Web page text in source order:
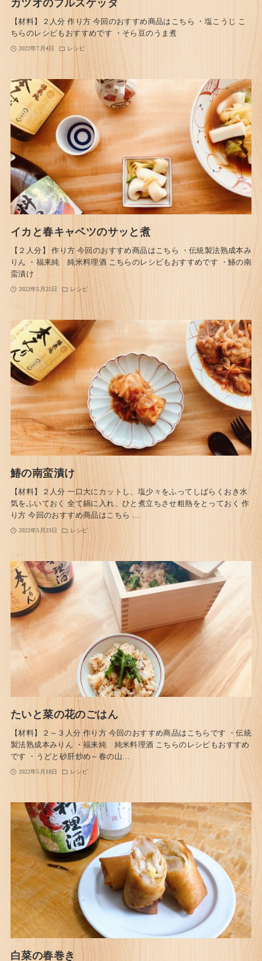
カツオのブルスケッタ
【材料】２人分 作り方 今回のおすすめ商品はこちら ・塩こうじ こ
ちらのレシピもおすすめです ・そら豆のうま煮
2022年7月4日 レシピ
イカと春キャベツのサッと煮
【２人分】 作り方 今回のおすすめ商品はこちら ・伝統製法熟成本み
りん ・福来純 純米料理酒 こちらのレシピもおすすめです ・鰆の南
蛮漬け
2022年5月25日 レシピ
鰆の南蛮漬け
【材料】２人分 一口大にカットし、塩少々をふってしばらくおき水
気をふいておく 全て鍋に入れ、ひと煮立ちさせ粗熱をとっておく 作
り方 今回のおすすめ商品はこちら …
2022年5月23日 レシピ
たいと菜の花のごはん
【材料】２～３人分 作り方 今回のおすすめ商品はこちらです ・伝統
製法熟成本みりん ・福来純 純米料理酒 こちらのレシピもおすすめ
です ・うどと砂肝炒め～春の山…
2022年5月18日 レシピ
白菜の春巻き